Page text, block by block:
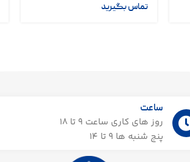
تماس بگیرید
ساعت
روز های کاری ساعت ۹ تا 18
پنج شنبه ها 9 تا 14​